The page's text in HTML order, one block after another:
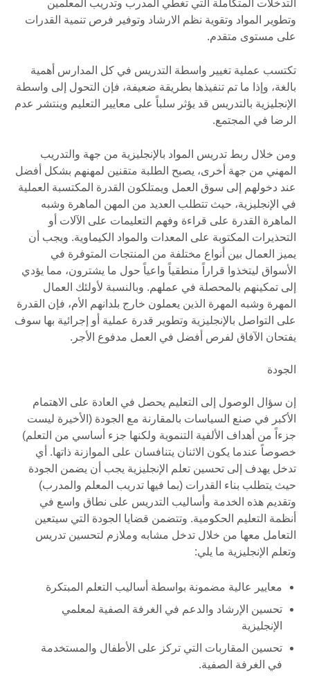
التدخلات المتكاملة التي تغطي المدرب وتدريب المعلمين
وتطوير المواد وتقوية نظم الارشاد وتوفير فرص تنمية القدرات
على مستوى متقدم.
تكتسب عملية تغيير واسطة التدريس في كل المدارس أهمية
بالغة، وإذا ما تم تنفيذها بطريقة ضعيفة، فإن التحول إلى واسطة
الإنجليزية بالتدريس قد يؤثر سلباً على معايير التعليم وينتشر عدم
الرضا في المجتمع.
ومن خلال ربط تدريس المواد بالإنجليزية من جهة والتدريب
المهني من جهة أخرى، يصبح الطلبة متقنين لمهنهم بشكل أفضل
عند دخولهم إلى سوق العمل ويمتلكون القدرة المكتسبة العملية
في الإنجليزية، حيث تتطلب العديد من المهن الماهرة وشبه
الماهرة القدرة على قراءة وفهم التعليمات على الآلات أو
التحذيرات المكتوبة على المعدات والمواد الكيماوية. ويجب أن
يميز العمال بين أنواع مختلفة من المنتجات المتوفرة في
الأسواق ليتخذوا قراراً منطقياً واعياً حول ما يشترون، مما يؤدي
إلى تمكينهم بالمحصلة في عملهم. وبالنسبة لأولئك العمال
المهرة وشبه المهرة الذين يعملون خارج بلدانهم الأم، فإن القدرة
على التواصل بالإنجليزية وتطوير قدرة عملية أو إجرائية بها سوف
يفتحان الآفاق لفرص أفضل في العمل مدفوع الأجر.
الجودة
إن سؤال الوصول إلى التعليم يحصل في العادة على الاهتمام
الأكبر في صنع السياسات بالمقارنة مع الجودة (الأخيرة ليست
جزءاً من أهداف الألفية التنموية ولكنها جزء أساسي من التعلم)
خصوصاً عندما يكون الاثنان يتنافسان على الموازنة ذاتها. أي
تدخل يهدف إلى تحسين تعلم الإنجليزية يجب أن يضمن الجودة
حيث يتطلب بناء القدرات (بما فيها تدريب المعلم والمدرب)
وتقديم هذه الخدمة وأساليب التدريس على نطاق واسع في
أنظمة التعليم الحكومية. وتتضمن قضايا الجودة التي سيتعين
التعامل معها من خلال تدخل مشابه وملازم لتحسين تدريس
وتعلم الإنجليزية ما يلي:
معايير عالية مضمونة بواسطة أساليب التعلم المبتكرة
تحسين الإرشاد والدعم في الغرفة الصفية لمعلمي
الإنجليزية
تحسين المقاربات التي تركز على الأطفال والمستخدمة
في الغرفة الصفية.